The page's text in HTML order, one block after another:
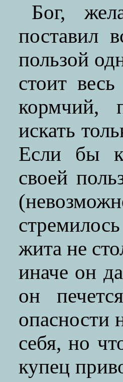
Бог,
поставил
пользой
стоит
кормчий,
искать
Если бы
своей
жита не
иначе он
он
опасности
себя, но
купец